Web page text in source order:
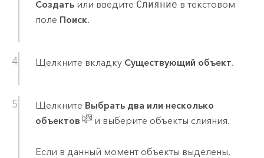
Создатьили введите Слияние в текстовом
поле Поиск.
Щелкните вкладку Существующий объект.
Щелкните Выбрать два или несколько
объектов
и выберите объекты слияния.
Если в данный момент объекты выделены,